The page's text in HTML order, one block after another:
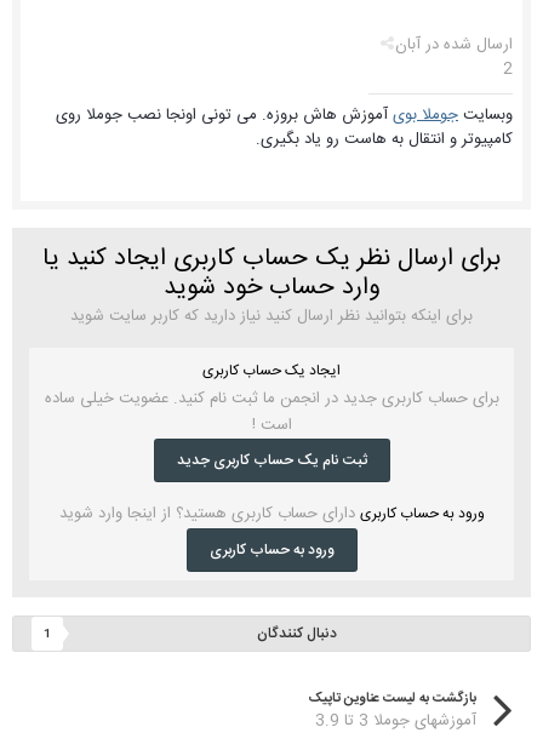
ارسال شده درآبان
2
وبسایتجوملا بویآموزش هاش بروزه. می تونی اونجا نصب جوملا روی
کامپیوتر و انتقال به هاست رو یاد بگیری.
برای ارسال نظر یک حساب کاربری ایجاد کنید یا
وارد حساب خود شوید
برای اینکه بتوانید نظر ارسال کنید نیاز دارید که کاربر سایت شوید
ایجاد یک حساب کاربری
برای حساب کاربری جدید در انجمن ما ثبت نام کنید. عضویت خیلی ساده
است !
ثبت نام یک حساب کاربری جدید
ورود به حساب کاربری دارای حساب کاربری هستید؟ از اینجا وارد شوید
ورود به حساب کاربری
دنبال کنندگان 1
بازگشت به لیست عناوین تاپیک
آموزشهای جوملا 3 تا 3.9